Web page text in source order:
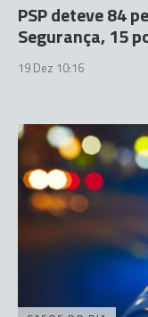
PSP deteve 84
Segurança, 15
19 Dez 10:16